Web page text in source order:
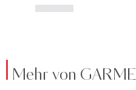
Mehr von